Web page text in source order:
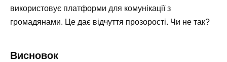
використовує платформи для комунікації з
громадянами. Це дає відчуття прозорості. Чи не так?
Висновок